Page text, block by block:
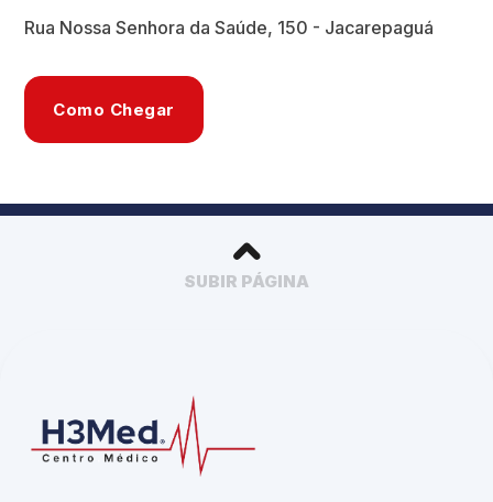
Rua Nossa Senhora da Saúde, 150 - Jacarepaguá
Como Chegar
SUBIR PÁGINA